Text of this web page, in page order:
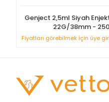
Genject 2,5ml Siyah
22G/38mm -
Fiyatları görebilmek için üye